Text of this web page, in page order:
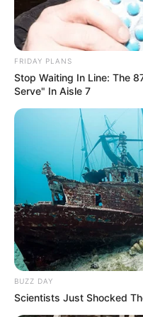
Szintén lemondok a
FRIDAY PLANS
Stop Waiting In Line: The
Serve" In Aisle 7
BUZZ DAY
Scientists Just Shocked